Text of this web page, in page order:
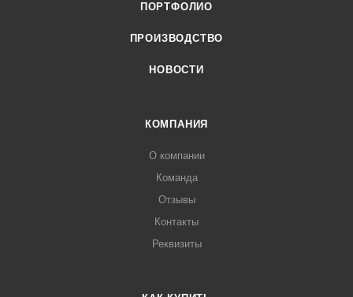
ПОРТФОЛИО
ПРОИЗВОДСТВО
НОВОСТИ
КОМПАНИЯ
О компании
Команда
Отзывы
Контакты
Реквизиты